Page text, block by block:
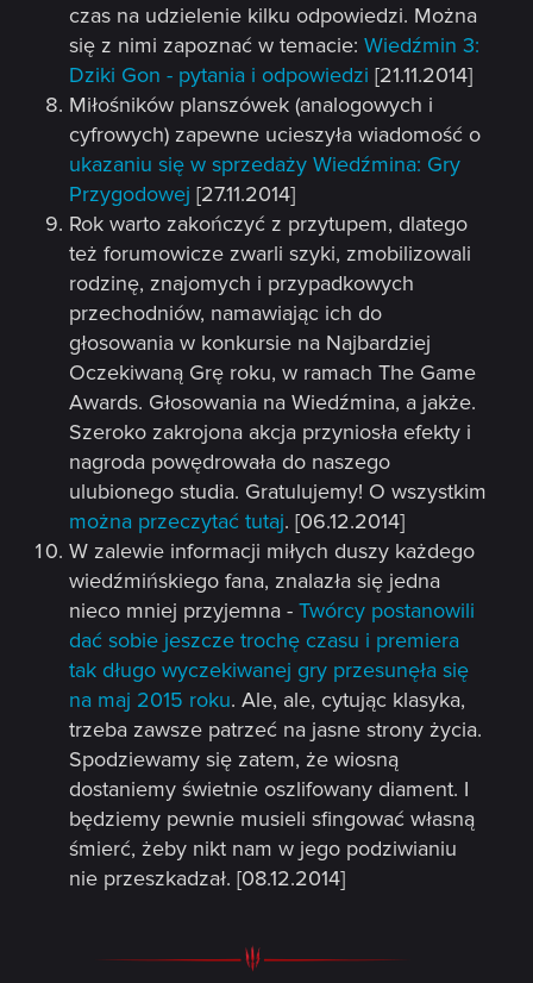
czas na udzielenie kilku odpowiedzi. Można
się z nimi zapoznać w temacie: Wiedźmin 3:
Dziki Gon - pytania i odpowiedzi [21.11.2014]
Miłośników planszówek (analogowych i
cyfrowych) zapewne ucieszyła wiadomość o
ukazaniu się w sprzedaży Wiedźmina: Gry
Przygodowej [27.11.2014]
Rok warto zakończyć z przytupem, dlatego
też forumowicze zwarli szyki, zmobilizowali
rodzinę, znajomych i przypadkowych
przechodniów, namawiając ich do
głosowania w konkursie na Najbardziej
Oczekiwaną Grę roku, w ramach The Game
Awards. Głosowania na Wiedźmina, a jakże.
Szeroko zakrojona akcja przyniosła efekty i
nagroda powędrowała do naszego
ulubionego studia. Gratulujemy! O wszystkim
można przeczytać tutaj. [06.12.2014]
W zalewie informacji miłych duszy każdego
wiedźmińskiego fana, znalazła się jedna
nieco mniej przyjemna - Twórcy postanowili
dać sobie jeszcze trochę czasu i premiera
tak długo wyczekiwanej gry przesunęła się
na maj 2015 roku. Ale, ale, cytując klasyka,
trzeba zawsze patrzeć na jasne strony życia.
Spodziewamy się zatem, że wiosną
dostaniemy świetnie oszlifowany diament. I
będziemy pewnie musieli sfingować własną
śmierć, żeby nikt nam w jego podziwianiu
nie przeszkadzał. [08.12.2014]